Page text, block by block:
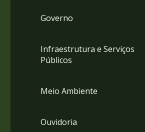
Governo
Infraestrutura e Serviços
Públicos
Meio Ambiente
Ouvidoria